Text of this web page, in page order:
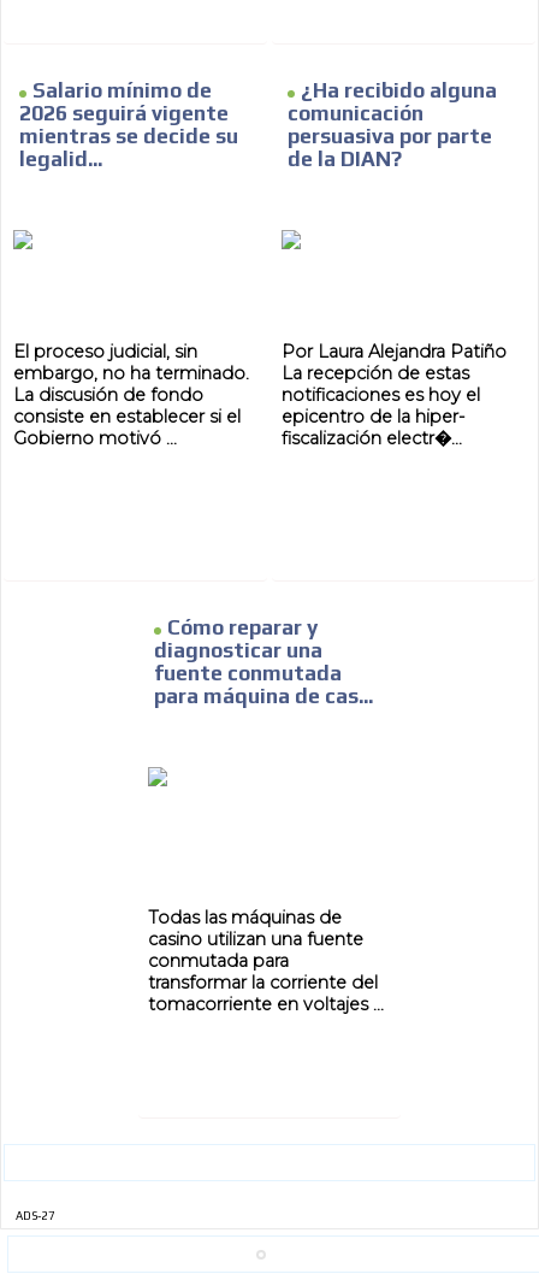
Salario mínimo de
2026 seguirá vigente
mientras se decide su
legalid...
El proceso judicial, sin
embargo, no ha terminado.
La discusión de fondo
consiste en establecer si el
Gobierno motivó ...
¿Ha recibido alguna
comunicación
persuasiva por parte
de la DIAN?
Por Laura Alejandra Patiño
La recepción de estas
notificaciones es hoy el
epicentro de la hiper-
fiscalización electr�...
Cómo reparar y
diagnosticar una
fuente conmutada
para máquina de cas...
Todas las máquinas de
casino utilizan una fuente
conmutada para
transformar la corriente del
tomacorriente en voltajes ...
ADS-27